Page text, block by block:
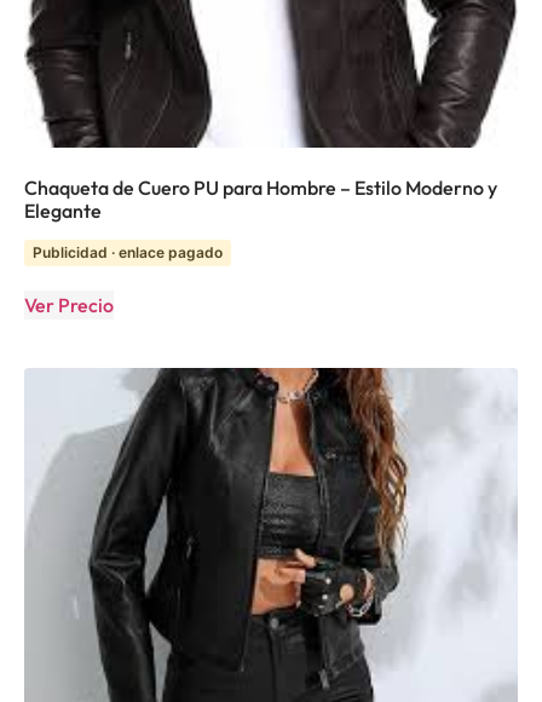
Chaqueta de Cuero PU para Hombre – Estilo Moderno y
Elegante
Publicidad · enlace pagado
Ver Precio